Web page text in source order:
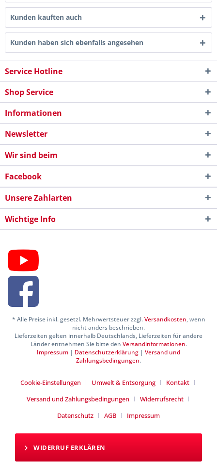
Kunden kauften auch
Kunden haben sich ebenfalls angesehen
Service Hotline
Shop Service
Informationen
Newsletter
Wir sind beim
Facebook
Unsere Zahlarten
Wichtige Info
* Alle Preise inkl. gesetzl. Mehrwertsteuer zzgl.Versandkosten, wenn
nicht anders beschrieben.
Lieferzeiten gelten innerhalb Deutschlands, Lieferzeiten für andere
Länder entnehmen Sie bitte den Versandinformationen.
Impressum | Datenschutzerklärung | Versand und
Zahlungsbedingungen.
Cookie-Einstellungen Umwelt & Entsorgung
Kontakt
Versand und Zahlungsbedingungen
Widerrufsrecht
Datenschutz
AGB Impressum
WIDERRUF ERKLÄREN